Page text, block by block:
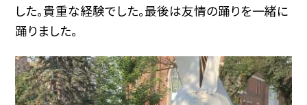
した。貴重な経験でした。最後は友情の踊りを一緒に
踊りました。